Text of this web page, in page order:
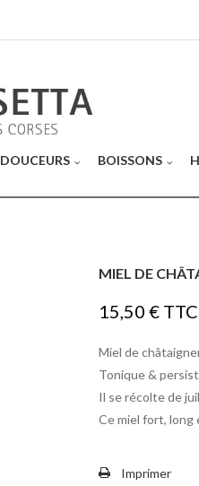
DOUCEURS BOISSONS
MIEL DE
15,50 €
Miel de
Tonique &
Il se récolte de
Ce miel fort, long
Imprimer